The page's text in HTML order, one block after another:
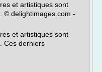
et artistiques sont
© delightimages.com -
et artistiques sont
Ces derniers